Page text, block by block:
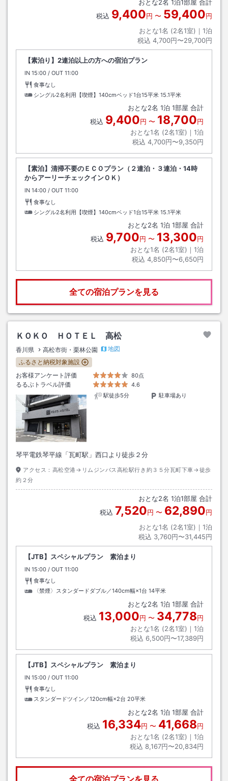
おとな2名 1泊1部屋 合計
税込 9,400円 〜 59,400円
おとな1名 (2名1室)｜ 1泊
税込 4,700円〜29,700円
【素泊り】2連泊以上の方への宿泊プラン
IN チェックイン
15:00 / OUT チェックアウト
11:00
食事なし
シングル2名利用【喫煙】140cmベッド1台15平米 15.1平米
おとな2名 1泊 1部屋 合計
税込 9,400円 〜 18,700円
おとな1名 (2名1室)｜ 1泊
税込 4,700円〜9,350円
【素泊】清掃不要のＥＣＯプラン（２連泊・３連泊・14時
からアーリーチェックインＯＫ）
IN チェックイン
14:00 / OUT チェックアウト
11:00
食事なし
シングル2名利用【喫煙】140cmベッド1台15平米 15.1平米
おとな2名 1泊 1部屋 合計
税込 9,700円 〜 13,300円
おとな1名 (2名1室)｜ 1泊
税込 4,850円〜6,650円
全ての宿泊プランを見る
ＫＯＫＯ ＨＯＴＥＬ 高松
香川県 高松市街・栗林公園
地図
ふるさと納税対象施設
お客様アンケート評価
80点
るるぶトラベル評価
4.6
駅徒歩5分
駐車場あり
琴平電鉄琴平線「瓦町駅」西口より徒歩２分
アクセス： 高松空港→リムジンバス高松駅行き約３５分瓦町下車→徒歩
約２分
おとな2名 1泊1部屋 合計
税込 7,520円 〜 62,890円
おとな1名 (2名1室)｜ 1泊
税込 3,760円〜31,445円
【JTB】スペシャルプラン 素泊まり
IN チェックイン
15:00 / OUT チェックアウト
11:00
食事なし
〈禁煙〉スタンダードダブル／140cm幅×1台 14平米
おとな2名 1泊 1部屋 合計
税込 13,000円 〜 34,778円
おとな1名 (2名1室)｜ 1泊
税込 6,500円〜17,389円
【JTB】スペシャルプラン 素泊まり
IN チェックイン
15:00 / OUT チェックアウト
11:00
食事なし
スタンダードツイン／120cm幅×2台 20平米
おとな2名 1泊 1部屋 合計
税込 16,334円 〜 41,668円
おとな1名 (2名1室)｜ 1泊
税込 8,167円〜20,834円
全ての宿泊プランを見る